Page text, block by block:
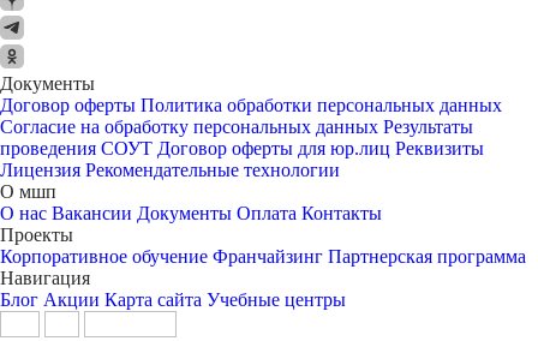
Документы
Договор оферты Политика обработки персональных данных
Согласие на обработку персональных данных Результаты
проведения СОУТ Договор оферты для юр.лиц Реквизиты
Лицензия Рекомендательные технологии
О мшп
О нас Вакансии Документы Оплата Контакты
Проекты
Корпоративное обучение Франчайзинг Партнерская программа
Навигация
Блог Акции Карта сайта Учебные центры